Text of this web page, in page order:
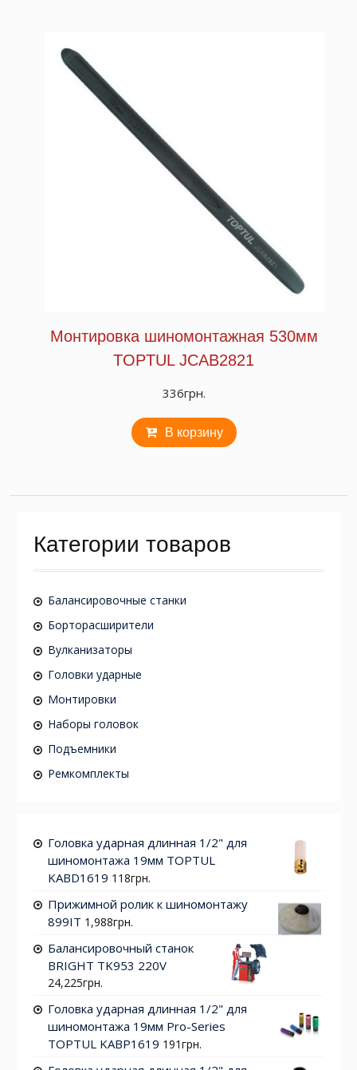
Монтировка шиномонтажная 530мм
TOPTUL JCAB2821
336грн.
В корзину
Категории товаров
Балансировочные станки
Борторасширители
Вулканизаторы
Головки ударные
Монтировки
Наборы головок
Подъемники
Ремкомплекты
Головка ударная длинная 1/2" для
шиномонтажа 19мм TOPTUL
KABD1619 118грн.
Прижимной ролик к шиномонтажу
899IT 1,988грн.
Балансировочный станок
BRIGHT TK953 220V
24,225грн.
Головка ударная длинная 1/2" для
шиномонтажа 19мм Pro-Series
TOPTUL KABP1619 191грн.